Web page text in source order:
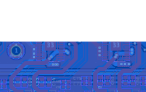
opciones
se
pueden
elegir